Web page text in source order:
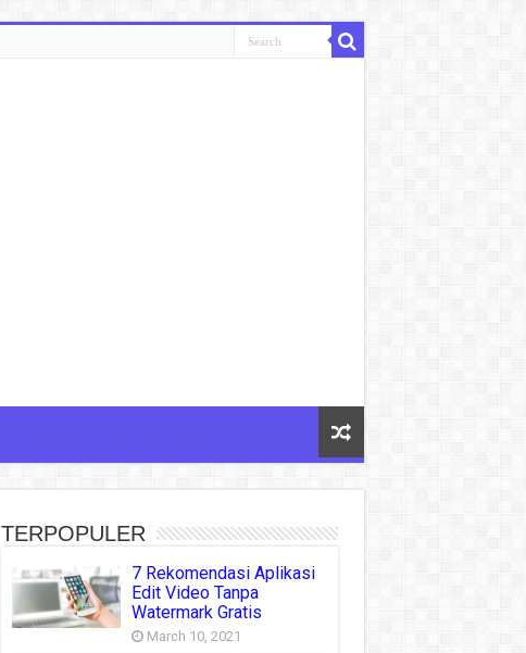
TERPOPULER
7 Rekomendasi Aplikasi
Edit Video Tanpa
Watermark Gratis
March 10, 2021